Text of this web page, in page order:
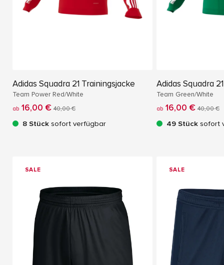
Adidas Squadra 21 Trainingsjacke
Team Power Red/White
ab 16,00 € 40,00 €
8 Stück sofort verfügbar
Adidas Squadra
Team Green/White
ab 16,00 € 40,00 €
49 Stück sofort
SALE SALE